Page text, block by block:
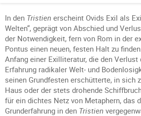
In den Tristien erscheint Ovids Exil als
Welten“, geprägt von Abschied und
der Notwendigkeit, fern von Rom in der
Pontus einen neuen, festen Halt zu
Anfang einer Exilliteratur, die den
Erfahrung radikaler Welt- und
seinen Grundfesten erschütterte, in sich
Haus oder der stets drohende
für ein dichtes Netz von Metaphern, das
Grunderfahrung in den Tristien